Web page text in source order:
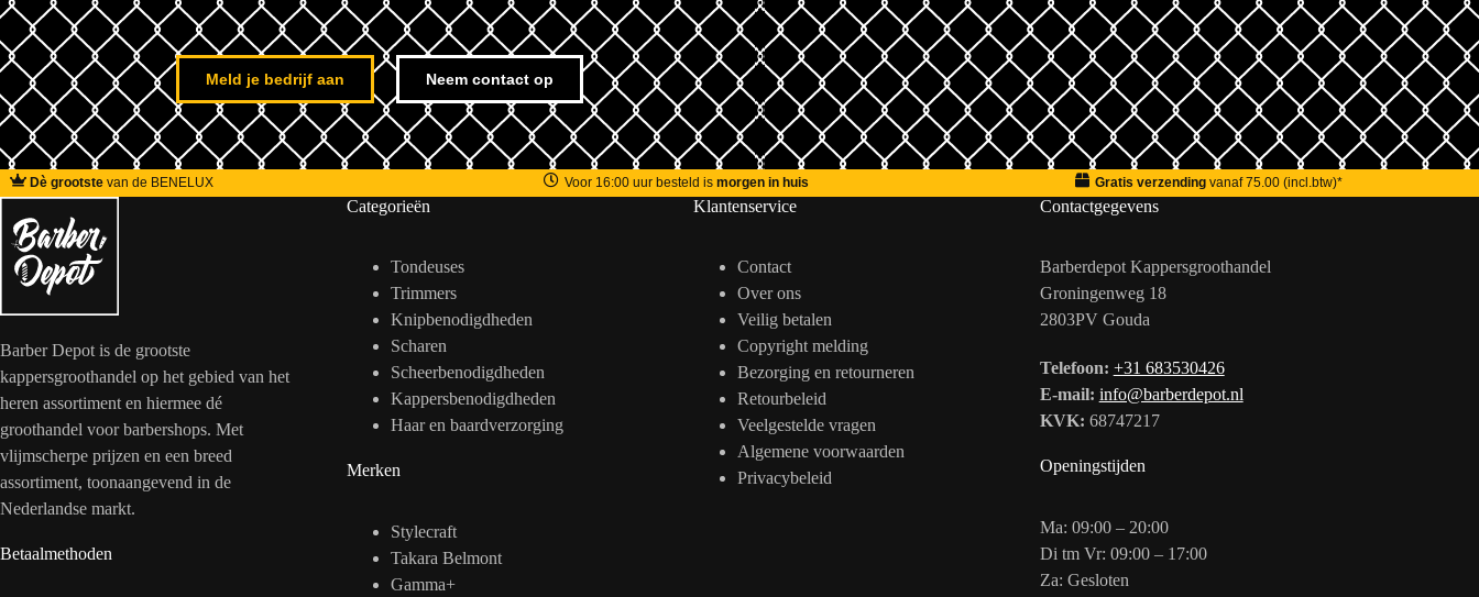
Meld je bedrijf aan Neem contact op
Dè grootste van de BENELUX Voor 16:00 uur besteld ismorgen in huis Gratis verzendingvanaf 75.00 (incl.btw)*
Barber Depot is de grootste
kappersgroothandel op het gebied van het
heren assortiment en hiermee dé
groothandel voor barbershops. Met
vlijmscherpe prijzen en een breed
assortiment, toonaangevend in de
Nederlandse markt.
Betaalmethoden
Categorieën
Tondeuses
Trimmers
Knipbenodigdheden
Scharen
Scheerbenodigdheden
Kappersbenodigdheden
Haar en baardverzorging
Merken
Stylecraft
Takara Belmont
Gamma+
Klantenservice
Contact
Over ons
Veilig betalen
Copyright melding
Bezorging en retourneren
Retourbeleid
Veelgestelde vragen
Algemene voorwaarden
Privacybeleid
Contactgegevens
Barberdepot Kappersgroothandel
Groningenweg 18
2803PV Gouda
Telefoon: +31 683530426
E-mail: info@barberdepot.nl
KVK: 68747217
Openingstijden
Ma: 09:00 – 20:00
Di tm Vr: 09:00 – 17:00
Za: Gesloten